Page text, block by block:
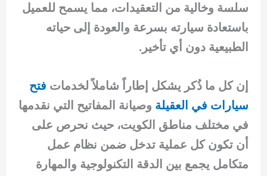
سلسة وخالية من التعقيدات، مما يسمح للعميل
باستعادة سيارته بسرعة والعودة إلى حياته
الطبيعية دون أي تأخير.
إن كل ما ذُكر يشكل إطاراً شاملاً لخدمات فتح
سيارات في العقيلة وصيانة المفاتيح التي نقدمها
في مختلف مناطق الكويت، حيث نحرص على
أن تكون كل عملية تدخل ضمن نظام عمل
متكامل يجمع بين الدقة التكنولوجية والمهارة